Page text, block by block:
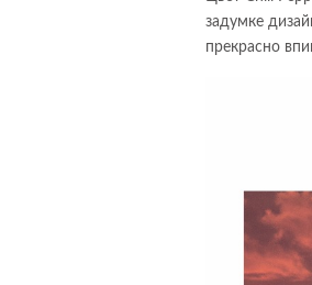
задумке
прекрасно